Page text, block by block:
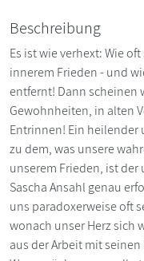
Beschreibung
Es ist wie verhext: Wie
innerem Frieden - und
entfernt! Dann scheinen
Gewohnheiten, in alten
Entrinnen! Ein heilender
zu dem, was unsere
unserem Frieden, ist der
Sascha Ansahl genau
uns paradoxerweise oft
wonach unser Herz sich
aus der Arbeit mit